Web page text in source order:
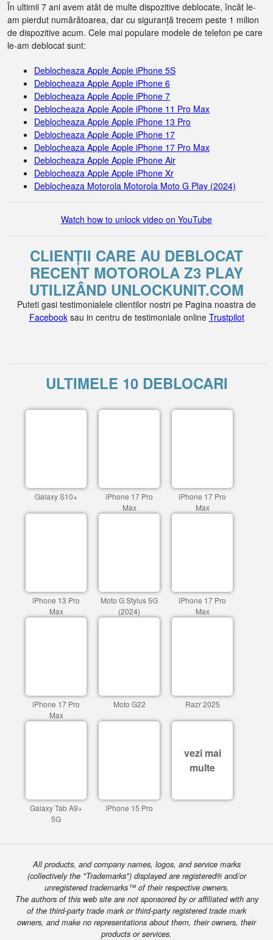
În ultimii 7 ani avem atât de multe dispozitive deblocate, încât le-
am pierdut numărătoarea, dar cu siguranță trecem peste 1 milion
de dispozitive acum. Cele mai populare modele de telefon pe care
le-am deblocat sunt:
Deblocheaza Apple Apple iPhone 5S
Deblocheaza Apple Apple iPhone 6
Deblocheaza Apple Apple iPhone 7
Deblocheaza Apple Apple iPhone 11 Pro Max
Deblocheaza Apple Apple iPhone 13 Pro
Deblocheaza Apple Apple iPhone 17
Deblocheaza Apple Apple iPhone 17 Pro Max
Deblocheaza Apple Apple iPhone Air
Deblocheaza Apple Apple iPhone Xr
Deblocheaza Motorola Motorola Moto G Play (2024)
Watch how to unlock video on YouTube
CLIENȚII CARE AU DEBLOCAT
RECENT MOTOROLA Z3 PLAY
UTILIZÂND UNLOCKUNIT.COM
Puteti gasi testimonialele clientilor nostri pe Pagina noastra de
Facebooksau in centru de testimoniale online Trustpilot
ULTIMELE 10 DEBLOCARI
Galaxy S10+
iPhone 17 Pro
Max
iPhone 17 Pro
Max
iPhone 13 Pro
Max
Moto G Stylus 5G
(2024)
iPhone 17 Pro
Max
iPhone 17 Pro
Max
Moto G22 Razr 2025
Galaxy Tab A9+
5G
iPhone 15 Pro
vezi mai
multe
All products, and company names, logos, and service marks
(collectively the "Trademarks") displayed are registered® and/or
unregistered trademarks™ of their respective owners.
The authors of this web site are not sponsored by or affiliated with any
of the third-party trade mark or third-party registered trade mark
owners, and make no representations about them, their owners, their
products or services.